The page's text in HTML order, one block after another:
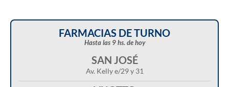
FARMACIAS DE TURNO
Hasta las 9 hs. de hoy
SAN JOSÉ
Av. Kelly e/29 y 31